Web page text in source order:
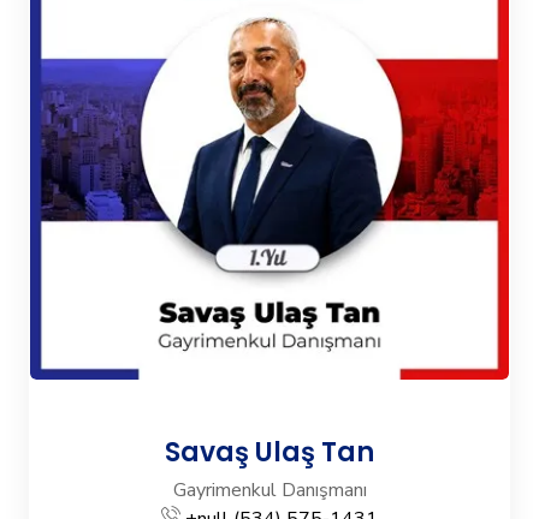
Savaş Ulaş Tan
Gayrimenkul Danışmanı